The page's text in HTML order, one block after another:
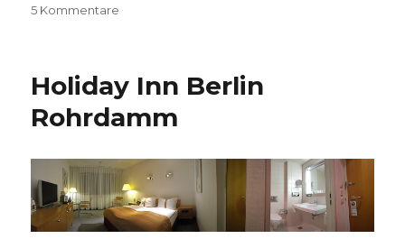
5 Kommentare
Holiday Inn Berlin
Rohrdamm